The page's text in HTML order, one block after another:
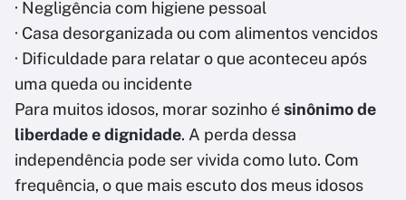
· Negligência com higiene pessoal
· Casa desorganizada ou com alimentos vencidos
· Dificuldade para relatar o que aconteceu após
uma queda ou incidente
Para muitos idosos, morar sozinho ésinônimo de
liberdade e dignidade. A perda dessa
independência pode ser vivida como luto. Com
frequência, o que mais escuto dos meus idosos